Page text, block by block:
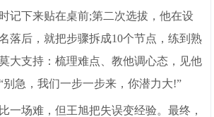
记下来贴在桌前;第二次选拔，他在设
落后，就把步骤拆成10个节点，练到熟
大支持：梳理难点、教他调心态，见他
别急，我们一步一步来，你潜力大!”
一场难，但王旭把失误变经验。最终，